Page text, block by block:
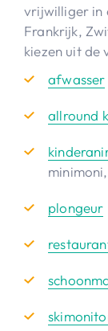
vrijwilliger in
Frankrijk,
kiezen uit de
afwasser
allround
plongeur